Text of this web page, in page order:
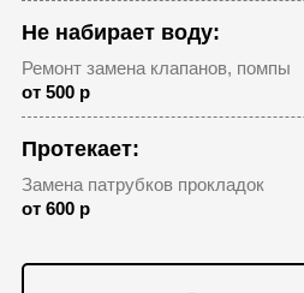
Не набирает воду:
Ремонт замена клапанов, помпы
от 500 р
Протекает:
Замена патрубков прокладок
от 600 р